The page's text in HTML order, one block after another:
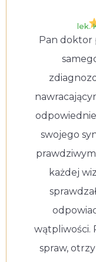
lek.
Pan doktor
swojego
każdej
wątpliwości.
spraw,